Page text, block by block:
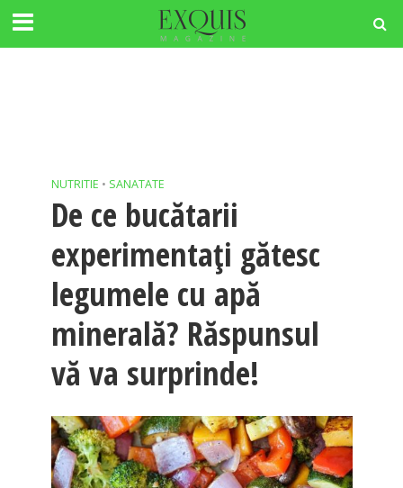
NUTRITIE • SANATATE
De ce bucătarii
experimentați gătesc
legumele cu apă
minerală? Răspunsul
vă va surprinde!